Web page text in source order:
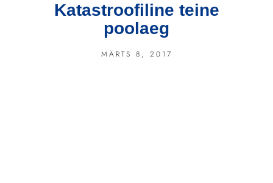
Katastroofiline teine
poolaeg
MÄRTS 8, 2017